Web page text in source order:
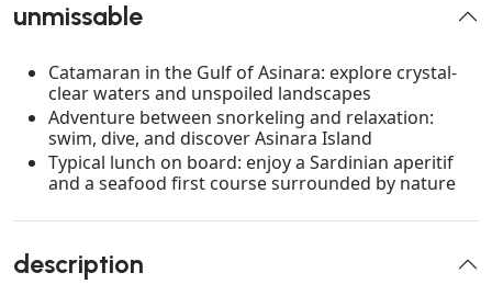
unmissable
Catamaran in the Gulf of Asinara: explore crystal-
clear waters and unspoiled landscapes
Adventure between snorkeling and relaxation:
swim, dive, and discover Asinara Island
Typical lunch on board: enjoy a Sardinian aperitif
and a seafood first course surrounded by nature
description